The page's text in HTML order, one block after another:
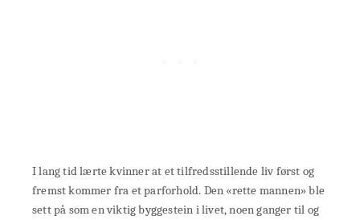
I lang tid lærte kvinner at et tilfredsstillende liv først og
fremst kommer fra et parforhold. Den «rette mannen» ble
sett på som en viktig byggestein i livet, noen ganger til og